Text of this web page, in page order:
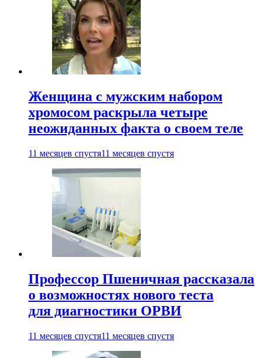
Женщина с мужским набором
хромосом раскрыла четыре
неожиданных факта о своем теле
11 месяцев спустя11 месяцев спустя
Профессор Пшеничная рассказала
о возможностях нового теста
для диагностики ОРВИ
11 месяцев спустя11 месяцев спустя